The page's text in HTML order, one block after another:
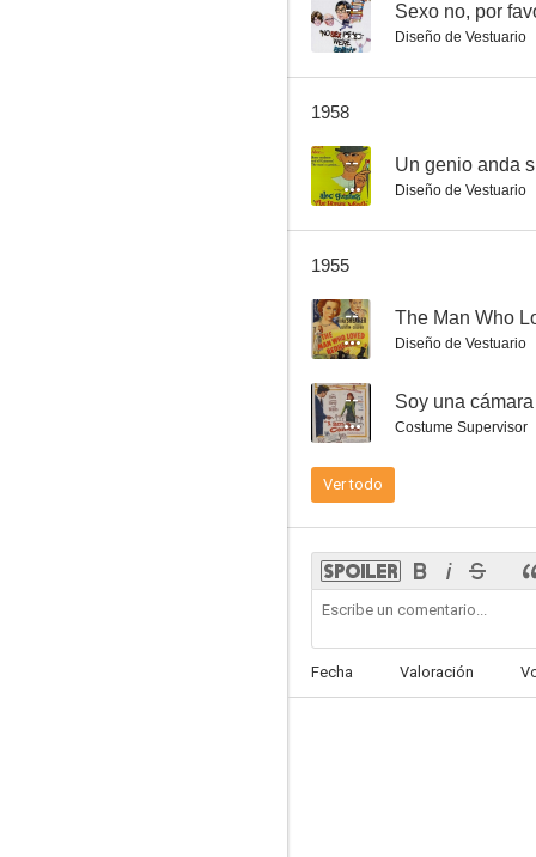
--
--
Diseño de Vestuario
1958
-- Un genio anda
Diseño de Vestuario
1955
-- The Man Who
Diseño de Vestuario
-- Soy una cámara
Costume Supervisor
Ver todo
Fecha Valoración